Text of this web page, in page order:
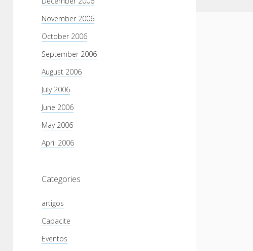
November 2006
October 2006
September 2006
August 2006
July 2006
June 2006
May 2006
April 2006
Categories
artigos
Capacite
Eventos